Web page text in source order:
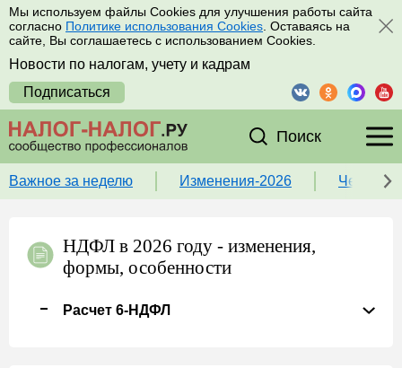
Мы используем файлы Cookies для улучшения работы сайта
согласно Политике использования Cookies . Оставаясь на
сайте, Вы соглашаетесь с использованием Cookies.
Новости по налогам, учету и кадрам
Подписаться
Поиск
Важное за неделю Изменения-2026 Чек-
НДФЛ в 2026 году - изменения,
формы, особенности
Расчет 6-НДФЛ